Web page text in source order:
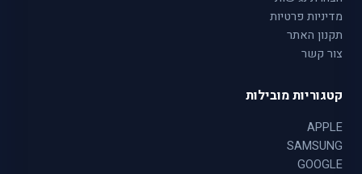
מדיניות פרטיות
תקנון האתר
צור קשר
קטגוריות מובילות
APPLE
SAMSUNG
GOOGLE